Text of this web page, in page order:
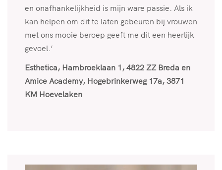
en onafhankelijkheid is mijn ware passie. Als ik
kan helpen om dit te laten gebeuren bij vrouwen
met ons mooie beroep geeft me dit een heerlijk
gevoel.’
Esthetica, Hambroeklaan 1, 4822 ZZ Breda en
Amice Academy, Hogebrinkerweg 17a, 3871
KM Hoevelaken